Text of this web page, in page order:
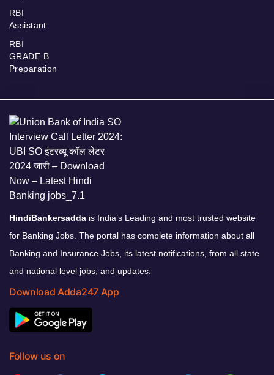
RBI
Assistant
RBI
GRADE B
Preparation
HindiBankersadda is India’s Leading and most trusted website
for Banking Jobs. The portal has complete information about all
Banking and Insurance Jobs, its latest notifications, from all state
and national level jobs, and updates.
Download Adda247 App
Follow us on